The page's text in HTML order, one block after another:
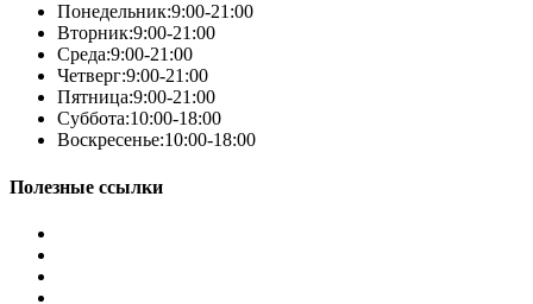
Понедельник:9:00-21:00
Вторник:9:00-21:00
Среда:9:00-21:00
Четверг:9:00-21:00
Пятница:9:00-21:00
Суббота:10:00-18:00
Воскресенье:10:00-18:00
Полезные ссылки